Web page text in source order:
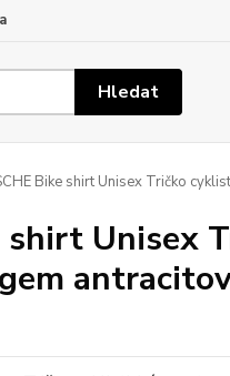
Hledat
Bike shirt Unisex Tričko
shirt Unisex